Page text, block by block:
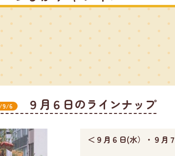
9/6 ９月６日のラインナップ
＜９月６日(水）・９月